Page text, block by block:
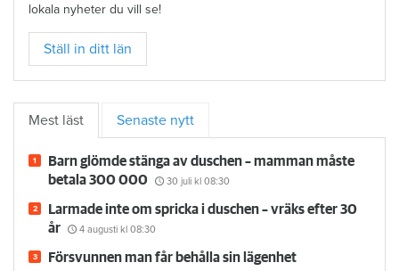
lokala nyheter du vill se!
Ställ in ditt län
Mest läst Senaste nytt
Barn glömde stänga av duschen – mamman måste
betala 300 000
30 juli kl 08:30
Larmade inte om spricka i duschen – vräks efter 30
år
4 augusti kl 08:30
Försvunnen man får behålla sin lägenhet